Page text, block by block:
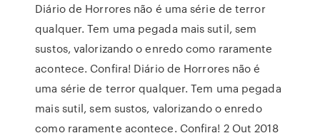
Diário de Horrores não é uma série de terror
qualquer. Tem uma pegada mais sutil, sem
sustos, valorizando o enredo como raramente
acontece. Confira! Diário de Horrores não é
uma série de terror qualquer. Tem uma pegada
mais sutil, sem sustos, valorizando o enredo
como raramente acontece. Confira! 2 Out 2018